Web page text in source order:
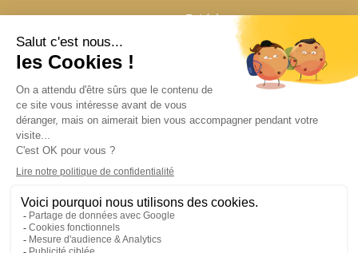
Extérieur
Plan du site